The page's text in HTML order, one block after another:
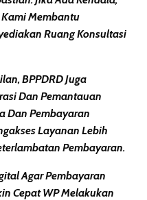
Membantu
Ruang Konsultasi
BPPDRD Juga
Dan Pemantauan
Dan Pembayaran
Layanan Lebih
Pembayaran.
Agar Pembayaran
Cepat WP Melakukan